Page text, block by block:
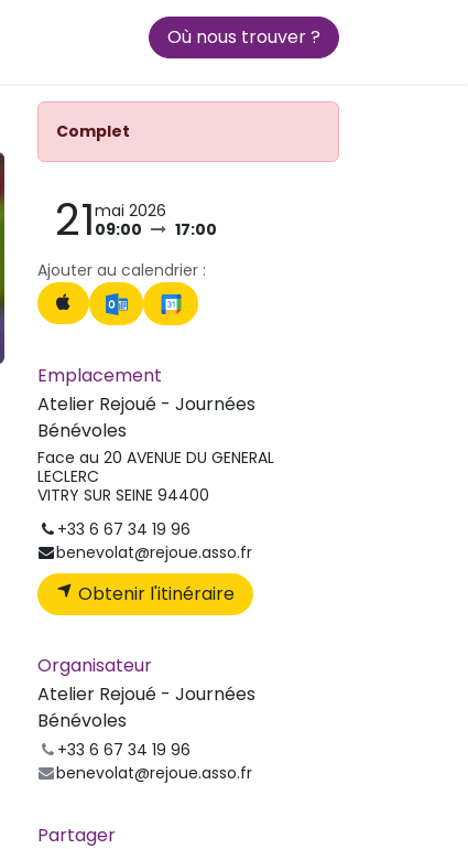
Au coeur de RejouéOù nous trouver ?
Complet
21mai 2026
09:00
17:00
Ajouter au calendrier :
Emplacement
Atelier Rejoué - Journées
Bénévoles
Face au 20 AVENUE DU GENERAL
LECLERC
VITRY SUR SEINE 94400
+33 6 67 34 19 96
benevolat@rejoue.asso.fr
Obtenir l'itinéraire
Organisateur
Atelier Rejoué - Journées
Bénévoles
+33 6 67 34 19 96
benevolat@rejoue.asso.fr
Partager